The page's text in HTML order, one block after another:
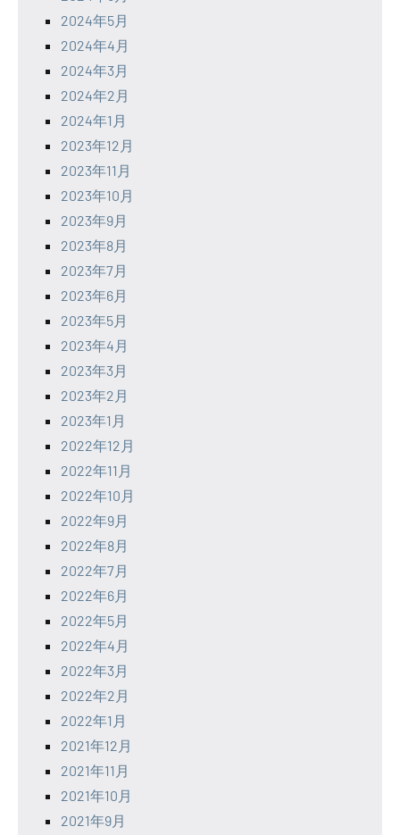
2024年5月
2024年4月
2024年3月
2024年2月
2024年1月
2023年12月
2023年11月
2023年10月
2023年9月
2023年8月
2023年7月
2023年6月
2023年5月
2023年4月
2023年3月
2023年2月
2023年1月
2022年12月
2022年11月
2022年10月
2022年9月
2022年8月
2022年7月
2022年6月
2022年5月
2022年4月
2022年3月
2022年2月
2022年1月
2021年12月
2021年11月
2021年10月
2021年9月